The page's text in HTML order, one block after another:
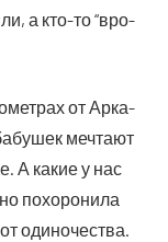
а кто-то “вро­
от Арка­
меч­та­ют
А какие у нас
похо­ро­ни­ла
оди­но­че­ства.